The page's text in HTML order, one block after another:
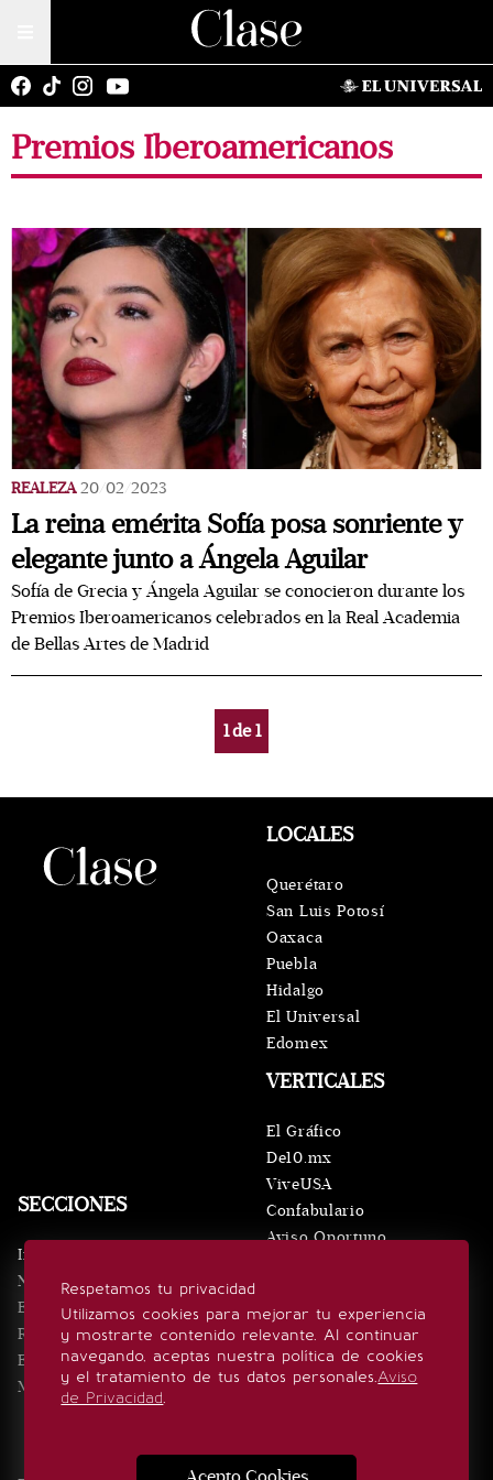
Premios Iberoamericanos
REALEZA 20/02/2023
La reina emérita Sofía posa sonriente y
elegante junto a Ángela Aguilar
Sofía de Grecia y Ángela Aguilar se conocieron durante los
Premios Iberoamericanos celebrados en la Real Academia
de Bellas Artes de Madrid
1de1
Respetamos tu privacidad
Utilizamos cookies para mejorar tu experiencia
y mostrarte contenido relevante. Al continuar
navegando, aceptas nuestra política de cookies
y el tratamiento de tus datos personales.Aviso
de Privacidad.
SECCIONES
Inicio
Noticias
Eventos
Realeza
Estilo de vida
Minuto x Minuto
VERTICALES
El Gráfico
De10.mx
ViveUSA
Confabulario
Aviso Oportuno
LOCALES
Querétaro
San Luis Potosí
Oaxaca
Puebla
Hidalgo
El Universal
Edomex
SÍGUENOS